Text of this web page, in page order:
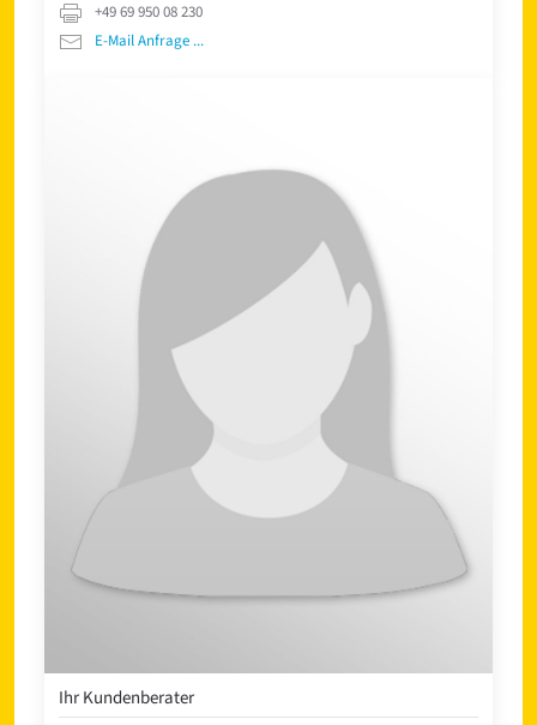
+49 69 950 08 230
E-Mail Anfrage ...
Ihr Kundenberater